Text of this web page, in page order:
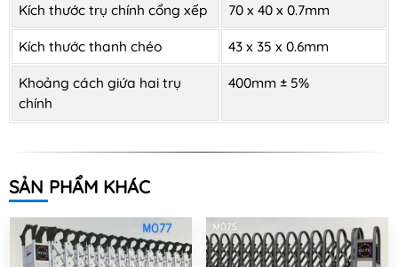
Kích thước trụ chính cổng xếp 70 x 40 x 0.7mm
Kích thước thanh chéo 43 x 35 x 0.6mm
Khoảng cách giứa hai trụ
chính
400mm ± 5%
SẢN PHẨM KHÁC